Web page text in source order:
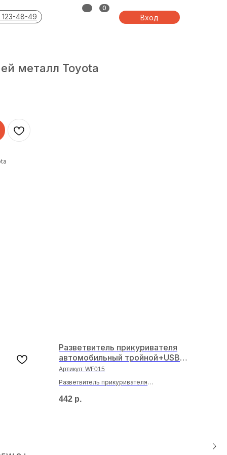
48-49
0
Вход
металл Toyota
Разветвитель прикуривателя
автомобильный тройной+USB
WF-015
Артикул: WF015
Разветвитель прикуривателя
442 р.